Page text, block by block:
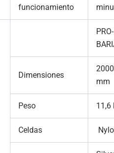
funcionamiento
Dimensiones
mm
Peso 11,6
Celdas